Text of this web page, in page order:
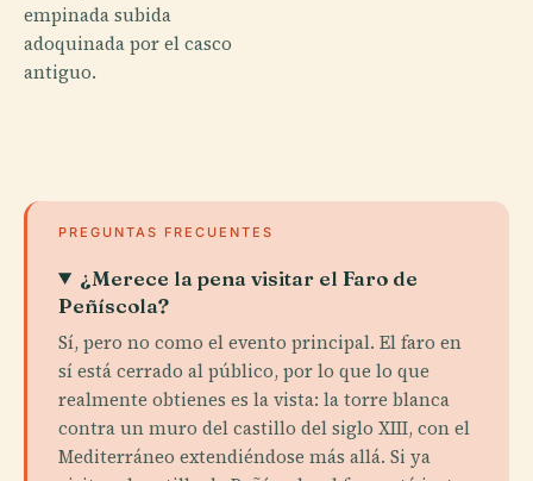
empinada subida
adoquinada por el casco
antiguo.
PREGUNTAS FRECUENTES
¿Merece la pena visitar el Faro de
Peñíscola?
Sí, pero no como el evento principal. El faro en
sí está cerrado al público, por lo que lo que
realmente obtienes es la vista: la torre blanca
contra un muro del castillo del siglo XIII, con el
Mediterráneo extendiéndose más allá. Si ya